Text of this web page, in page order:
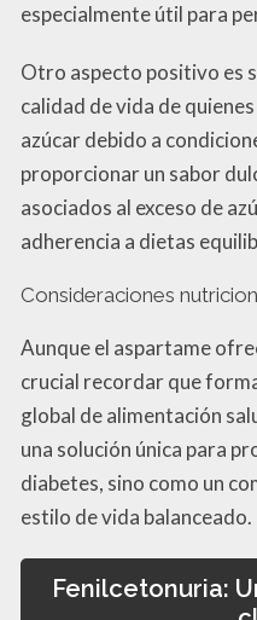
especialmente útil para
Otro aspecto positivo es
calidad de vida de
azúcar debido a
proporcionar un sabor
asociados al exceso de
adherencia a dietas
Consideraciones
Aunque el aspartame
crucial recordar que
global de alimentación
una solución única para
diabetes, sino como un
estilo de vida balanceado.
Fenilcetonuria: